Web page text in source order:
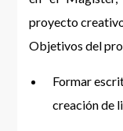
proyecto
Objetivos del
Formar
creación de